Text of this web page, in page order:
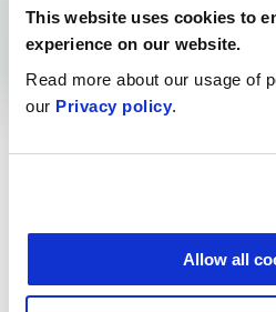
This website uses cookies to
experience on our website.
Read more about our usage of
our Privacy policy.
Allow all
Fyll i frågeblanketten nedan
ledning av företagshelheten.
för hand och räknas
Kartläggning av nivån på
Registrera dig för